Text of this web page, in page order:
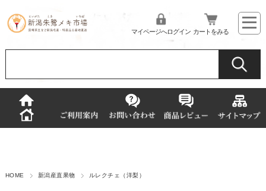
マイページへログイン カートをみる
HOME 新潟産直果物 ルレクチェ（洋梨）